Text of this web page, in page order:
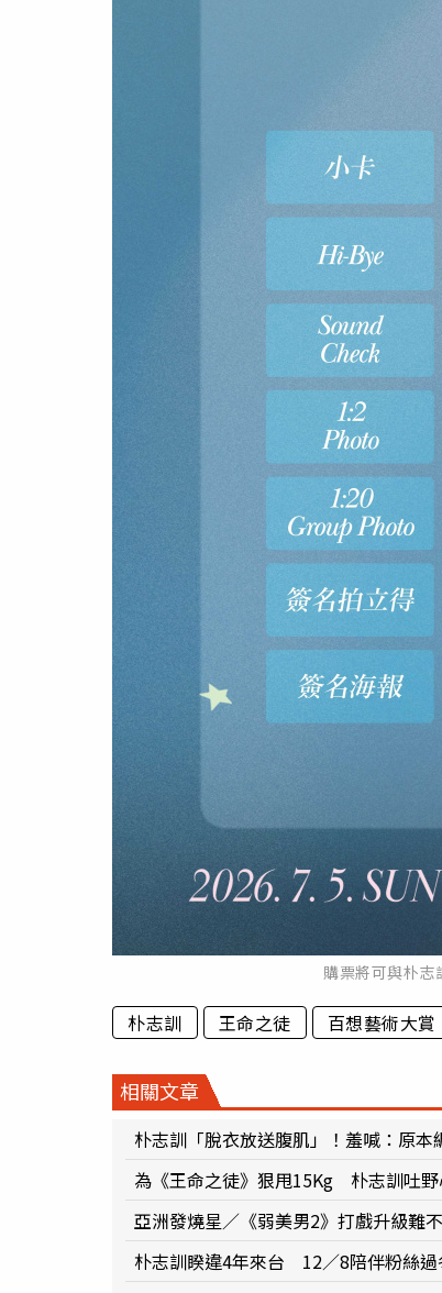
購票將可與朴志
朴志訓 王命之徒 百想藝術大賞
相關文章
朴志訓「脫衣放送腹肌」！羞喊：原本
為《王命之徒》狠甩15Kg 朴志訓吐野
亞洲發燒星／《弱美男2》打戲升級
朴志訓睽違4年來台 12／8陪伴粉絲過